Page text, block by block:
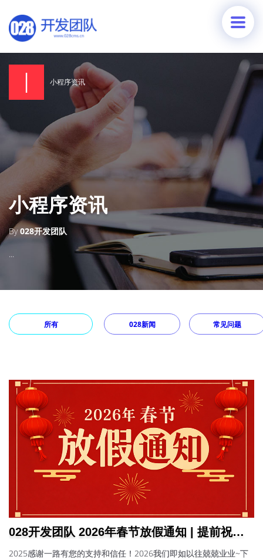
小程序资讯
小程序资讯
By028开发团队
...
所有 028新闻 常见问题
028开发团队 2026年春节放假通知 | 提前祝大
2025感谢一路有您的支持和信任！2026我们即如以往兢兢业业~下